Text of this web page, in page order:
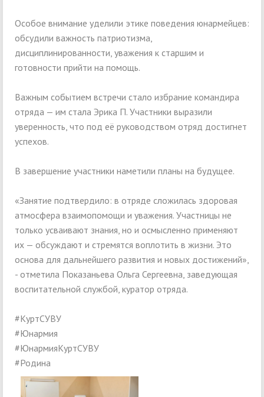
Особое внимание уделили этике поведения юнармейцев:
обсудили важность патриотизма,
дисциплинированности, уважения к старшим и
готовности прийти на помощь.
Важным событием встречи стало избрание командира
отряда — им стала Эрика П. Участники выразили
уверенность, что под её руководством отряд достигнет
успехов.
В завершение участники наметили планы на будущее.
«Занятие подтвердило: в отряде сложилась здоровая
атмосфера взаимопомощи и уважения. Участницы не
только усваивают знания, но и осмысленно применяют
их — обсуждают и стремятся воплотить в жизни. Это
основа для дальнейшего развития и новых достижений»,
- отметила Показаньева Ольга Сергеевна, заведующая
воспитательной службой, куратор отряда.
#КуртСУВУ
#Юнармия
#ЮнармияКуртСУВУ
#Родина